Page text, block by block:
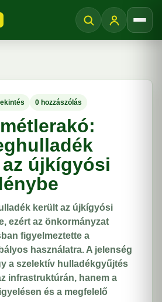
0 hozzászólás
újkígyósi
került az újkígyósi
ezért az önkormányzat
figyelmeztette a
használatra. A jelenség
a szelektív hulladékgyűjtés
infrastruktúrán, hanem a
és a megfelelő